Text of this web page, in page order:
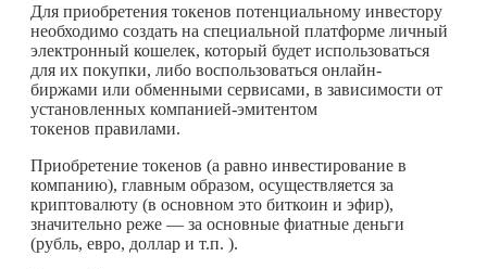
Для приобретения токенов потенциальному инвестору
необходимо создать на специальной платформе личный
электронный кошелек, который будет использоваться
для их покупки, либо воспользоваться онлайн-
биржами или обменными сервисами, в зависимости от
установленных компанией-эмитентом
токенов правилами.
Приобретение токенов (а равно инвестирование в
компанию), главным образом, осуществляется за
криптовалюту (в основном это биткоин и эфир),
значительно реже — за основные фиатные деньги
(рубль, евро, доллар и т.п. ).